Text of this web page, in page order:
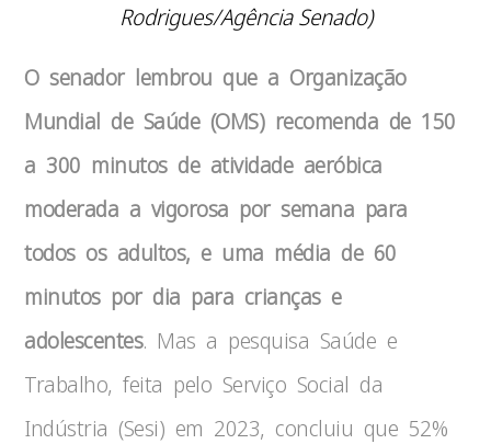
Rodrigues/Agência Senado)
O senador lembrou que a Organização
Mundial de Saúde (OMS) recomenda de 150
a 300 minutos de atividade aeróbica
moderada a vigorosa por semana para
todos os adultos, e uma média de 60
minutos por dia para crianças e
adolescentes. Mas a pesquisa Saúde e
Trabalho, feita pelo Serviço Social da
Indústria (Sesi) em 2023, concluiu que 52%